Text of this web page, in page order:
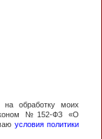
обработку моих
№152-ФЗ «О
условия политики